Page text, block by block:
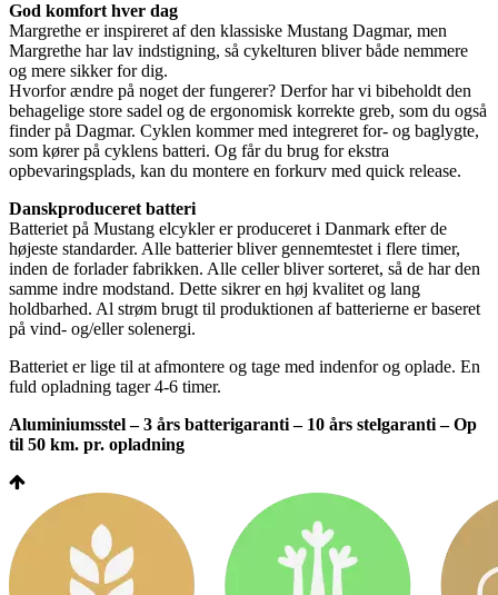
God komfort hver dag
Margrethe er inspireret af den klassiske Mustang Dagmar, men
Margrethe har lav indstigning, så cykelturen bliver både nemmere
og mere sikker for dig.
Hvorfor ændre på noget der fungerer? Derfor har vi bibeholdt den
behagelige store sadel og de ergonomisk korrekte greb, som du også
finder på Dagmar. Cyklen kommer med integreret for- og baglygte,
som kører på cyklens batteri. Og får du brug for ekstra
opbevaringsplads, kan du montere en forkurv med quick release.
Danskproduceret batteri
Batteriet på Mustang elcykler er produceret i Danmark efter de
højeste standarder. Alle batterier bliver gennemtestet i flere timer,
inden de forlader fabrikken. Alle celler bliver sorteret, så de har den
samme indre modstand. Dette sikrer en høj kvalitet og lang
holdbarhed. Al strøm brugt til produktionen af batterierne er baseret
på vind- og/eller solenergi.
Batteriet er lige til at afmontere og tage med indenfor og oplade. En
fuld opladning tager 4-6 timer.
Aluminiumsstel – 3 års batterigaranti – 10 års stelgaranti – Op
til 50 km. pr. opladning